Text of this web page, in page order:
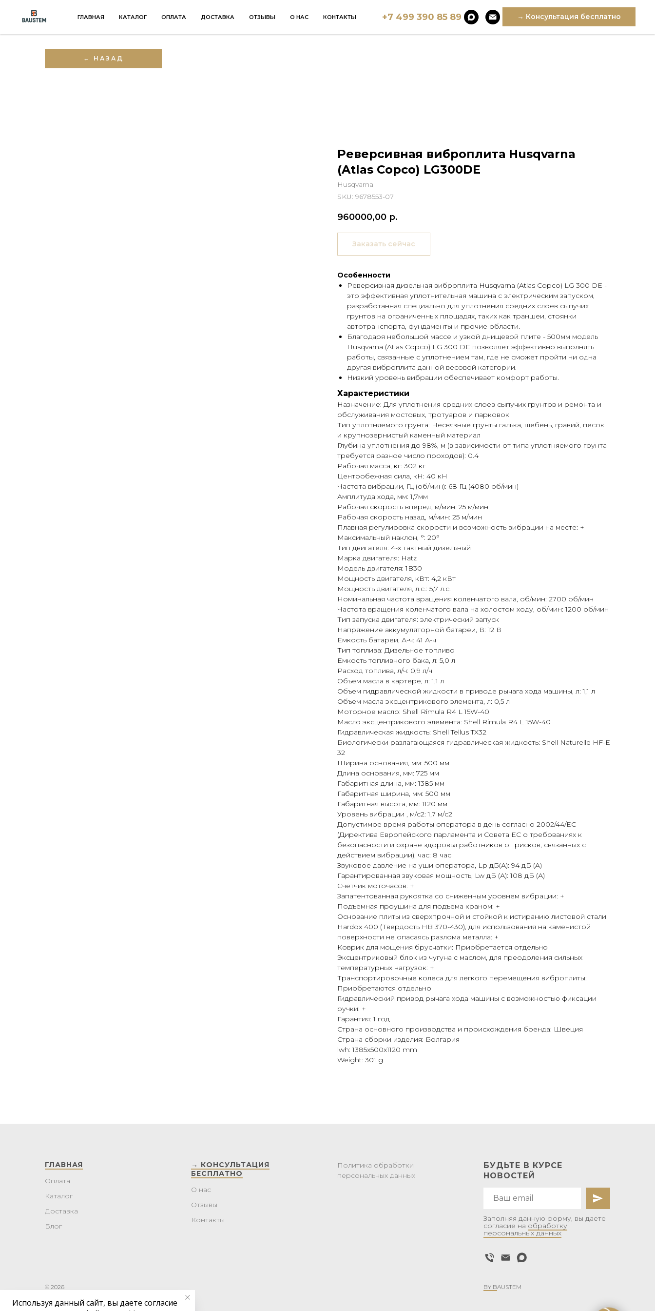
ГЛАВНАЯ КАТАЛОГ ОПЛАТА ДОСТАВКА ОТЗЫВЫ О НАС КОНТАКТЫ +7 499 390 85 89 → Консультация бесплатно
← НАЗАД
Реверсивная виброплита Husqvarna
(Atlas Copco) LG300DE
Husqvarna
SKU: 9678553-07
960000,00 р.
Заказать сейчас
Особенности
Реверсивная дизельная виброплита Husqvarna (Atlas Copco) LG 300 DE -
это эффективная уплотнительная машина с электрическим запуском,
разработанная специально для уплотнения средних слоев сыпучих
грунтов на ограниченных площадях, таких как траншеи, стоянки
автотранспорта, фундаменты и прочие области.
Благодаря небольшой массе и узкой днищевой плите - 500мм модель
Husqvarna (Atlas Copco) LG 300 DE позволяет эффективно выполнять
работы, связанные с уплотнением там, где не сможет пройти ни одна
другая виброплита данной весовой категории.
Низкий уровень вибрации обеспечивает комфорт работы.
Характеристики
Назначение: Для уплотнения средних слоев сыпучих грунтов и ремонта и
обслуживания мостовых, тротуаров и парковок
Тип уплотняемого грунта: Несвязные грунты галька, щебень, гравий, песок
и крупнозернистый каменный материал
Глубина уплотнения до 98%, м (в зависимости от типа уплотняемого грунта
требуется разное число проходов): 0.4
Рабочая масса, кг: 302 кг
Центробежная сила, кН: 40 кН
Частота вибрации, Гц (об/мин): 68 Гц (4080 об/мин)
Амплитуда хода, мм: 1,7мм
Рабочая скорость вперед, м/мин: 25 м/мин
Рабочая скорость назад, м/мин: 25 м/мин
Плавная регулировка скорости и возможность вибрации на месте: +
Максимальный наклон, °: 20°
Тип двигателя: 4-х тактный дизельный
Марка двигателя: Hatz
Модель двигателя: 1B30
Мощность двигателя, кВт: 4,2 кВт
Мощность двигателя, л.с.: 5,7 л.с.
Номинальная частота вращения коленчатого вала, об/мин: 2700 об/мин
Частота вращения коленчатого вала на холостом ходу, об/мин: 1200 об/мин
Тип запуска двигателя: электрический запуск
Напряжение аккумуляторной батареи, В: 12 В
Емкость батареи, А-ч: 41 А-ч
Тип топлива: Дизельное топливо
Емкость топливного бака, л: 5,0 л
Расход топлива, л/ч: 0,9 л/ч
Объем масла в картере, л: 1,1 л
Объем гидравлической жидкости в приводе рычага хода машины, л: 1,1 л
Объем масла эксцентрикового элемента, л: 0,5 л
Моторное масло: Shell Rimula R4 L 15W-40
Масло эксцентрикового элемента: Shell Rimula R4 L 15W-40
Гидравлическая жидкость: Shell Tellus TX32
Биологически разлагающаяся гидравлическая жидкость: Shell Naturelle HF-E
32
Ширина основания, мм: 500 мм
Длина основания, мм: 725 мм
Габаритная длина, мм: 1385 мм
Габаритная ширина, мм: 500 мм
Габаритная высота, мм: 1120 мм
Уровень вибрации , м/с2: 1,7 м/с2
Допустимое время работы оператора в день согласно 2002/44/ЕС
(Директива Европейского парламента и Совета ЕС о требованиях к
безопасности и охране здоровья работников от рисков, связанных с
действием вибрации), час: 8 час
Звуковое давление на уши оператора, Lp дБ(А): 94 дБ (A)
Гарантированная звуковая мощность, Lw дБ (А): 108 дБ (А)
Счетчик моточасов: +
Запатентованная рукоятка со сниженным уровнем вибрации: +
Подъемная проушина для подъема краном: +
Основание плиты из сверхпрочной и стойкой к истиранию листовой стали
Hardox 400 (Твердость HB 370-430), для использования на каменистой
поверхности не опасаясь разлома металла: +
Коврик для мощения брусчатки: Приобретается отдельно
Эксцентриковый блок из чугуна с маслом, для преодоления сильных
температурных нагрузок: +
Транспортировочные колеса для легкого перемещения виброплиты:
Приобретаются отдельно
Гидравлический привод рычага хода машины с возможностью фиксации
ручки: +
Гарантия: 1 год
Страна основного производства и происхождения бренда: Швеция
Страна сборки изделия: Болгария
lwh: 1385x500x1120 mm
Weight: 301 g
ГЛАВНАЯ
Оплата
Каталог
Доставка
Блог
→ КОНСУЛЬТАЦИЯ
БЕСПЛАТНО
О нас
Отзывы
Контакты
Политика обработки
персональных данных
БУДЬТЕ В КУРСЕ
НОВОСТЕЙ
Заполняя данную форму, вы даете
согласие на обработку
персональных данных
© 2026 BY BAUSTEM
Используя данный сайт, вы даете согласие